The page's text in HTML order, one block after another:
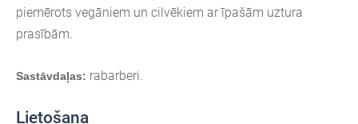
piemērots vegāniem un cilvēkiem ar īpašām uztura
prasībām.
Sastāvdaļas: rabarberi.
Lietošana